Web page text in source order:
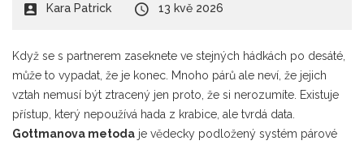
Kara Patrick 13 kvě 2026
Když se s partnerem zaseknete ve stejných hádkách po desáté,
může to vypadat, že je konec. Mnoho párů ale neví, že jejich
vztah nemusí být ztracený jen proto, že si nerozumíte. Existuje
přístup, který nepoužívá hada z krabice, ale tvrdá data.
Gottmanova metoda je vědecky podložený systém párové